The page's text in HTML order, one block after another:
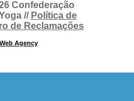
Confederação
// Política de
de Reclamações